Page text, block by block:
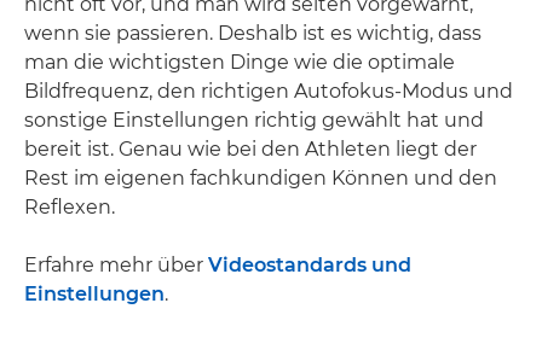
wenn sie passieren. Deshalb ist es wichtig, dass
man die wichtigsten Dinge wie die optimale
Bildfrequenz, den richtigen Autofokus-Modus und
sonstige Einstellungen richtig gewählt hat und
bereit ist. Genau wie bei den Athleten liegt der
Rest im eigenen fachkundigen Können und den
Reflexen.
Erfahre mehr über Videostandards und
Einstellungen.